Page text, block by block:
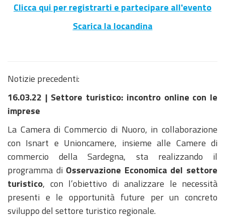
Clicca qui per registrarti e partecipare all'evento
Scarica la locandina
Notizie precedenti:
16.03.22 | Settore turistico: incontro online con le
imprese
La Camera di Commercio di Nuoro, in collaborazione
con Isnart e Unioncamere, insieme alle Camere di
commercio della Sardegna, sta realizzando il
programma di Osservazione Economica del settore
turistico, con l’obiettivo di analizzare le necessità
presenti e le opportunità future per un concreto
sviluppo del settore turistico regionale.